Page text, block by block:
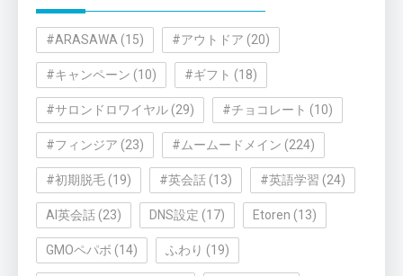
#ARASAWA (15) #アウトドア (20)
#キャンペーン (10) #ギフト (18)
#サロンドロワイヤル (29) #チョコレート (10)
#フィンジア (23) #ムームードメイン (224)
#初期脱毛 (19) #英会話 (13) #英語学習 (24)
AI英会話 (23) DNS設定 (17) Etoren (13)
GMOペパボ (14) ふわり (19)